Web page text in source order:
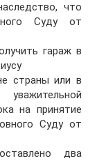
что
Суду от
гараж в
страны или в
на принятие
Суду от
два